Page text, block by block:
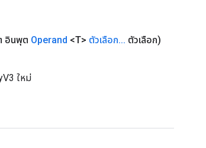
อินพุต Operand <T> ตัวเลือก... ตัวเลือก)
ใหม่